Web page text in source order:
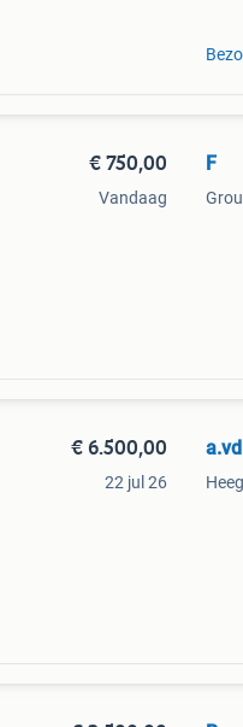
€ 750,00
Vandaag
F
Grou
€ 6.500,00
22 jul 26 Heeg